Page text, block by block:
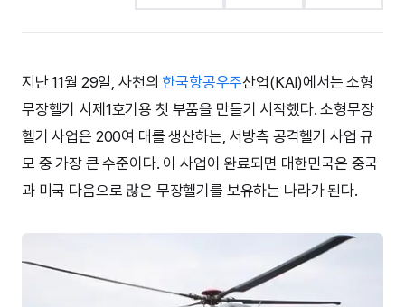
지난 11월 29일, 사천의 한국항공우주산업(KAI)에서는 소형
무장헬기 시제1호기용 첫 부품을 만들기 시작했다. 소형무장
헬기 사업은 200여 대를 생산하는, 서방측 공격헬기 사업 규
모 중 가장 큰 수준이다. 이 사업이 완료되면 대한민국은 중국
과 미국 다음으로 많은 무장헬기를 보유하는 나라가 된다.